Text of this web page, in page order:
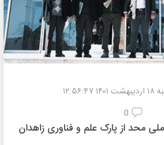
۱۸ اردیبهشت ۱۴۰۱ ۱۲:۵۶:۴۷
0
محد از پارک علم و فناوری زاهدان